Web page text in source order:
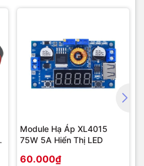
Module Hạ Áp XL4015
75W 5A Hiển Thị LED
60.000₫